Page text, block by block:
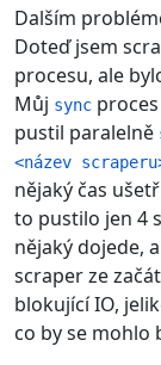
Dalším
Doteď jsem
procesu, ale
Můj sync
pustil paralelně
<název
nějaký čas
to pustilo jen 4
nějaký dojede,
scraper ze
blokující IO,
co by se mohlo